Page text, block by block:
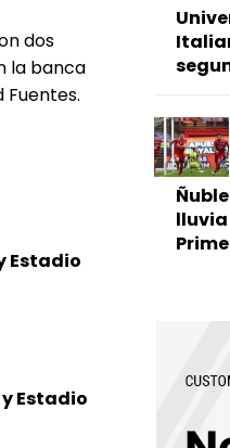
dos
la banca
Fuentes.
Estadio
y Estadio
lluvia